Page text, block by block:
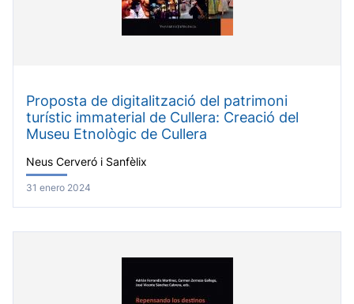
Proposta de digitalització del patrimoni
turístic immaterial de Cullera: Creació del
Museu Etnològic de Cullera
Neus Cerveró i Sanfèlix
31 enero 2024